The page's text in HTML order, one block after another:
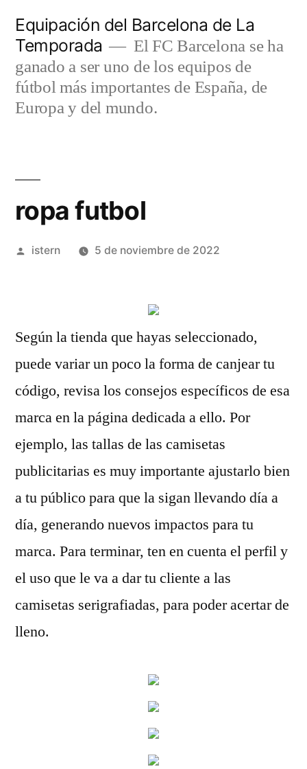
contenido
Equipación del Barcelona de La
Temporada
El FC Barcelona se ha
ganado a ser uno de los equipos de
fútbol más importantes de España, de
Europa y del mundo.
ropa futbol
Publicado
istern 5 de noviembre de 2022
Según la tienda que hayas seleccionado,
puede variar un poco la forma de canjear tu
código, revisa los consejos específicos de esa
marca en la página dedicada a ello. Por
ejemplo, las tallas de las camisetas
publicitarias es muy importante ajustarlo bien
a tu público para que la sigan llevando día a
día, generando nuevos impactos para tu
marca. Para terminar, ten en cuenta el perfil y
el uso que le va a dar tu cliente a las
camisetas serigrafiadas, para poder acertar de
lleno.